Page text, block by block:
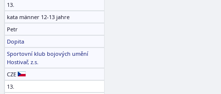
13.
kata männer 12-13 jahre
Petr
Dopita
Sportovní klub bojových umění
Hostivař, z.s.
CZE
13.